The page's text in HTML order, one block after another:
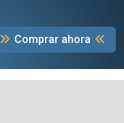
Comprar ahora